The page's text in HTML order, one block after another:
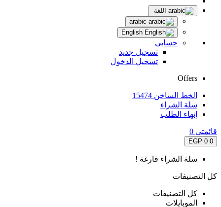
اللغة
حسابي
تسجيل جديد
تسجيل الدخول
Offers
الخط الساخن 15474
سلة الشراء
إنهاء الطلب
قائمتى 0
0
0 EGP
سلة الشراء فارغة !
كل التصنيفات
كل التصنيفات
الموبايلات